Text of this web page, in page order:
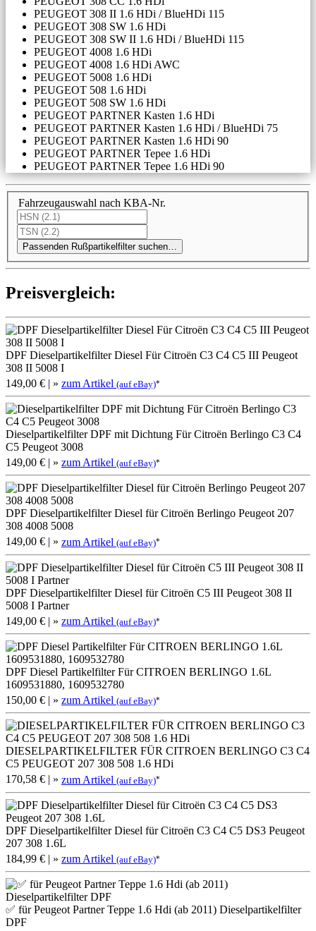
PEUGEOT 308 II 1.6 HDi / BlueHDi 115
PEUGEOT 308 SW 1.6 HDi
PEUGEOT 308 SW II 1.6 HDi / BlueHDi 115
PEUGEOT 4008 1.6 HDi
PEUGEOT 4008 1.6 HDi AWC
PEUGEOT 5008 1.6 HDi
PEUGEOT 508 1.6 HDi
PEUGEOT 508 SW 1.6 HDi
PEUGEOT PARTNER Kasten 1.6 HDi
PEUGEOT PARTNER Kasten 1.6 HDi / BlueHDi 75
PEUGEOT PARTNER Kasten 1.6 HDi 90
PEUGEOT PARTNER Tepee 1.6 HDi
PEUGEOT PARTNER Tepee 1.6 HDi 90
Fahrzeugauswahl nach KBA-Nr.
Passenden Rußpartikelfilter suchen…
Preis­ver­gleich:
DPF Dieselpartikelfilter Diesel Für Citroën C3 C4 C5 III Peugeot
308 II 5008 I
149,00 € | » zum Artikel (auf eBay)*
Dieselpartikelfilter DPF mit Dichtung Für Citroën Berlingo C3 C4
C5 Peugeot 3008
149,00 € | » zum Artikel (auf eBay)*
DPF Dieselpartikelfilter Diesel für Citroën Berlingo Peugeot 207
308 4008 5008
149,00 € | » zum Artikel (auf eBay)*
DPF Dieselpartikelfilter Diesel für Citroën C5 III Peugeot 308 II
5008 I Partner
149,00 € | » zum Artikel (auf eBay)*
DPF Diesel Partikelfilter Für CITROEN BERLINGO 1.6L
1609531880, 1609532780
150,00 € | » zum Artikel (auf eBay)*
DIESELPARTIKELFILTER FÜR CITROEN BERLINGO C3 C4
C5 PEUGEOT 207 308 508 1.6 HDi
170,58 € | » zum Artikel (auf eBay)*
DPF Dieselpartikelfilter Diesel für Citroën C3 C4 C5 DS3 Peugeot
207 308 1.6L
184,99 € | » zum Artikel (auf eBay)*
✅ für Peugeot Partner Teppe 1.6 Hdi (ab 2011) Dieselpartikelfilter
DPF